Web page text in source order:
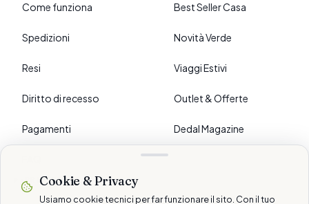
Come funziona
Spedizioni
Resi
Diritto di recesso
Pagamenti
Best Seller Casa
Novità Verde
Viaggi Estivi
Outlet & Offerte
Dedal Magazine
›PREFERENZE
Cookie & Privacy
Usiamo cookie tecnici per far funzionare il sito. Con il tuo